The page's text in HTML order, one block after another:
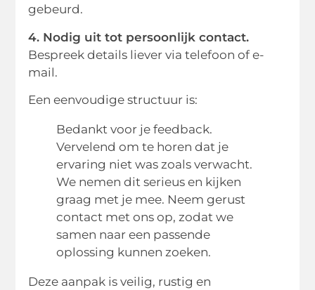
gebeurd.
4. Nodig uit tot persoonlijk contact.
Bespreek details liever via telefoon of e-
mail.
Een eenvoudige structuur is:
Bedankt voor je feedback.
Vervelend om te horen dat je
ervaring niet was zoals verwacht.
We nemen dit serieus en kijken
graag met je mee. Neem gerust
contact met ons op, zodat we
samen naar een passende
oplossing kunnen zoeken.
Deze aanpak is veilig, rustig en